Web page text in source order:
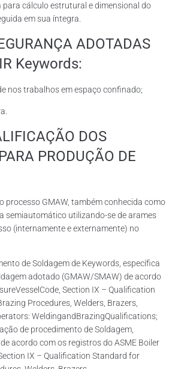
cálculo estrutural e dimensional do
em sua íntegra.
ADOTADAS
Keywords:
nos trabalhos em espaço confinado;
DOS
PRODUÇÃO DE
processo GMAW, também conhecida como
semiautomático utilizando-se de arames
(internamente e externamente) no
de Soldagem de Keywords, específica
adotado (GMAW/SMAW) de acordo
Section IX – Qualification
Procedures, Welders, Brazers,
WeldingandBrazingQualifications;
de procedimento de Soldagem,
acordo com os registros do ASME Boiler
IX – Qualification Standard for